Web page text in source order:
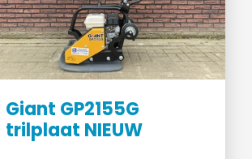
Giant GP2155G
trilplaat NIEUW